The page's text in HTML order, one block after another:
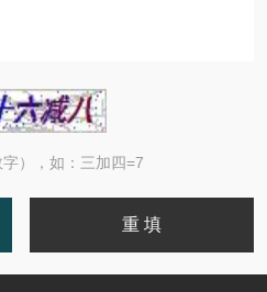
），如：三加四=7